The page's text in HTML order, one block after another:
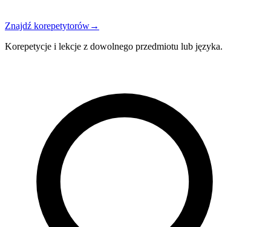
Znajdź korepetytorów→
Korepetycje i lekcje z dowolnego przedmiotu lub języka.